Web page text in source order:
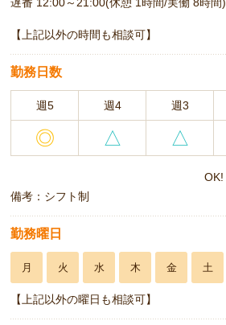
【上記以外の時間も相談可】
勤務日数
週5 週4 週3
◎ △ △
OK!
備考：シフト制
勤務曜日
月 火 水 木 金 土
【上記以外の曜日も相談可】